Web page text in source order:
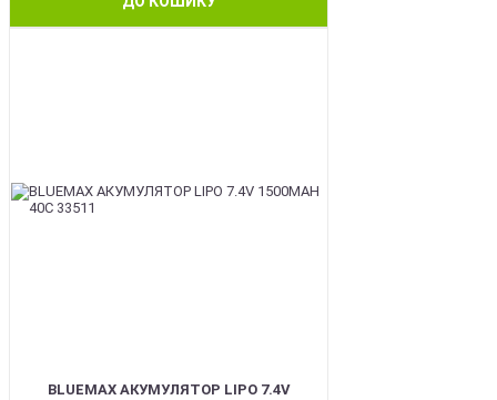
BLUEMAX АКУМУЛЯТОР LIPO 7.4V